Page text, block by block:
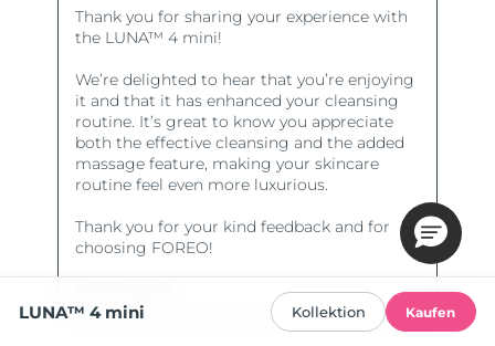
LUNA™ 4 mini Kollektion Kaufen